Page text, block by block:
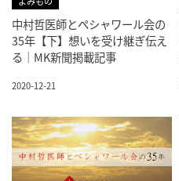
中村哲医師とペシャワール会の
35年【下】想いを受け継ぎ伝え
る｜MK新聞掲載記事
2020-12-21